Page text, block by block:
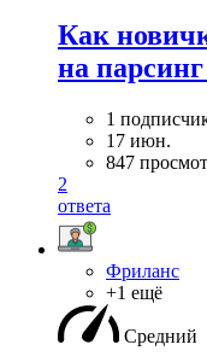
Как
на
1
17 июн.
847
2
ответа
Фриланс
+1 ещё
Средний